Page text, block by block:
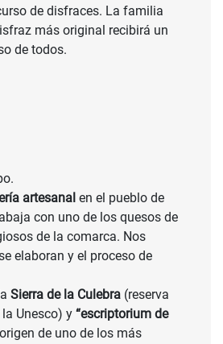
de disfraces. La familia
más original recibirá un
de todos.
artesanal en el pueblo de
con uno de los quesos de
de la comarca. Nos
elaboran y el proceso de
Sierra de la Culebra (reserva
Unesco) y “escriptorium de
de uno de los más